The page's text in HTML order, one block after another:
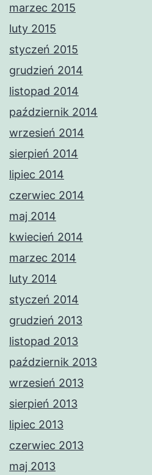
marzec 2015
luty 2015
styczeń 2015
grudzień 2014
listopad 2014
październik 2014
wrzesień 2014
sierpień 2014
lipiec 2014
czerwiec 2014
maj 2014
kwiecień 2014
marzec 2014
luty 2014
styczeń 2014
grudzień 2013
listopad 2013
październik 2013
wrzesień 2013
sierpień 2013
lipiec 2013
czerwiec 2013
maj 2013